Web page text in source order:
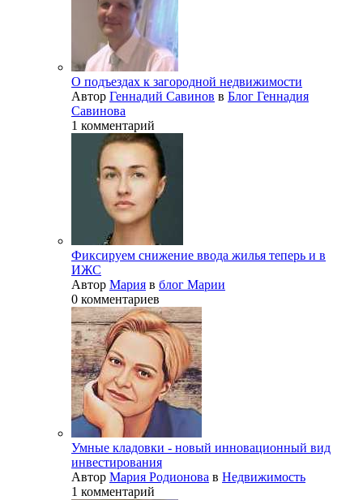
О подъездах к загородной недвижимости
Автор Геннадий Савинов в Блог Геннадия
Савинова
1 комментарий
Фиксируем снижение ввода жилья теперь и в
ИЖС
Автор Мария в блог Марии
0 комментариев
Умные кладовки - новый инновационный вид
инвестирования
Автор Мария Родионова в Недвижимость
1 комментарий